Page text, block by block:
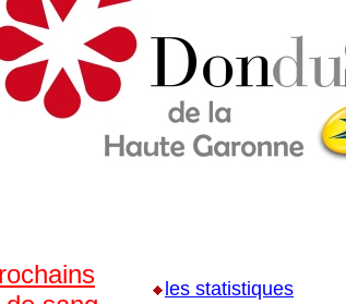
les statistiques